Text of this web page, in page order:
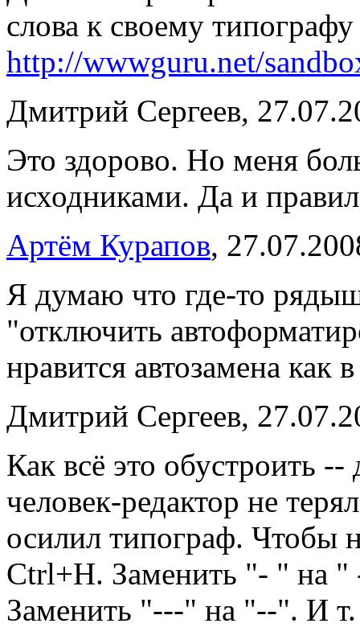
слова к своему типографу
http://wwwguru.net/
Дмитрий Сергеев,
Это здорово. Но меня
исходниками. Да и
Артём Курапов,
Я думаю что где-то
"отключить
нравится автозамена как
Дмитрий Сергеев,
Как всё это обустроить
человек-редактор не
осилил типограф. Чтобы
Ctrl+H. Заменить "- " на
Заменить "---" на "--". И